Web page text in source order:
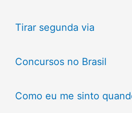
Tirar segunda via
Concursos no Brasil
Como eu me sinto